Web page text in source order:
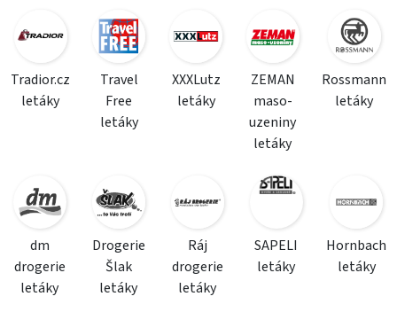
Tradior.cz
letáky
Travel
Free
letáky
XXXLutz
letáky
ZEMAN
maso-
uzeniny
letáky
Rossmann
letáky
dm
drogerie
letáky
Drogerie
Šlak
letáky
Ráj
drogerie
letáky
SAPELI
letáky
Hornbach
letáky